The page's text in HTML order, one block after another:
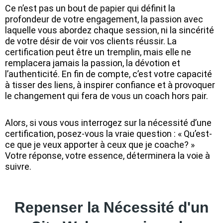
Ce n’est pas un bout de papier qui définit la
profondeur de votre engagement, la passion avec
laquelle vous abordez chaque session, ni la sincérité
de votre désir de voir vos clients réussir. La
certification peut être un tremplin, mais elle ne
remplacera jamais la passion, la dévotion et
l’authenticité. En fin de compte, c’est votre capacité
à tisser des liens, à inspirer confiance et à provoquer
le changement qui fera de vous un coach hors pair.
Alors, si vous vous interrogez sur la nécessité d’une
certification, posez-vous la vraie question : « Qu’est-
ce que je veux apporter à ceux que je coache? »
Votre réponse, votre essence, déterminera la voie à
suivre.
Repenser la Nécessité d'un